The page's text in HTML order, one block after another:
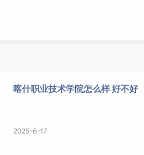
及专业培养与就业
的实际情况，对以下
喀什职业技术学院怎么样 好不好
2025-6-17